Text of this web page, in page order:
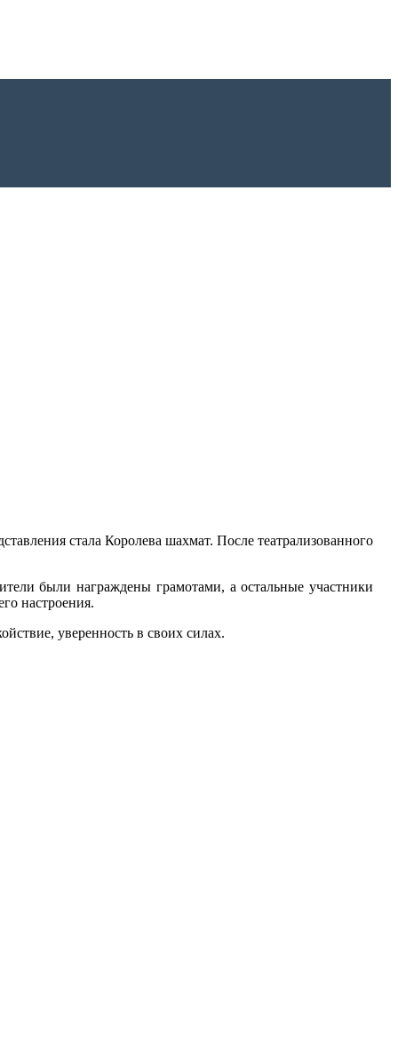
стала Королева шахмат. После театрализованного
были награждены грамотами, а остальные участники
настроения.
уверенность в своих силах.